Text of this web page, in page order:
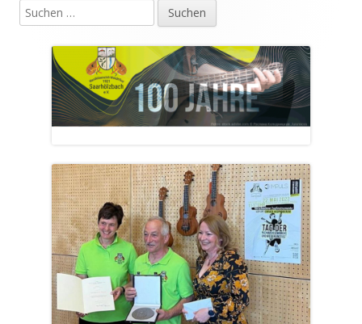
Haupt-
Seitenleiste
Suchen
nach: